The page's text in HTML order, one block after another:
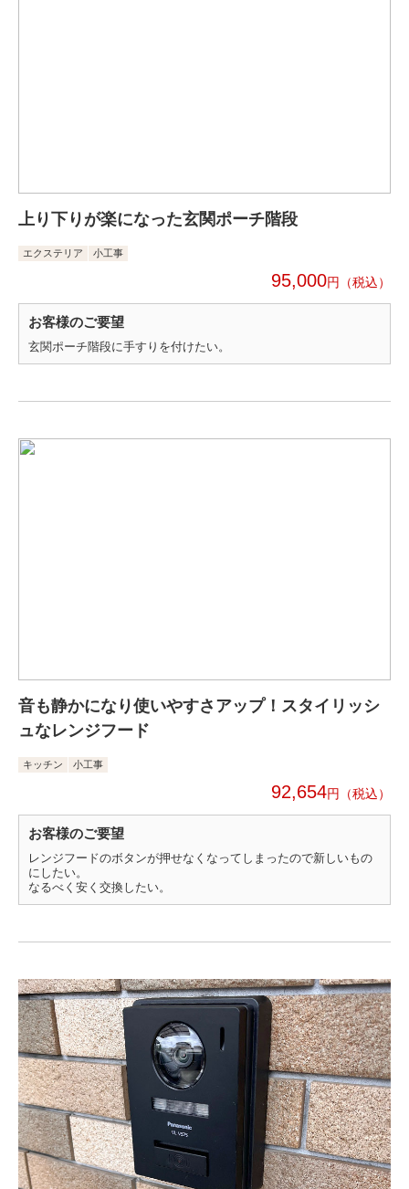
上り下りが楽になった玄関ポーチ階段
エクステリア 小工事
95,000円
お客様のご要望
玄関ポーチ階段に手すりを付けたい。
音も静かになり使いやすさアップ！スタイリッシ
ュなレンジフード
キッチン 小工事
92,654円
お客様のご要望
レンジフードのボタンが押せなくなってしまったので新しいもの
にしたい。
なるべく安く交換したい。